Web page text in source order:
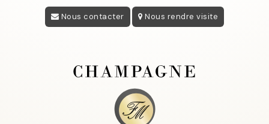
Nous contacter Nous rendre visite